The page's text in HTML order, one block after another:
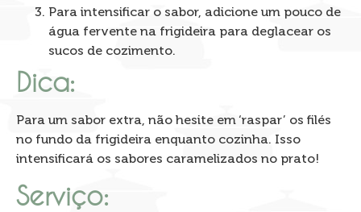
Para intensificar o sabor, adicione um pouco de
água fervente na frigideira para deglacear os
sucos de cozimento.
Dica:
Para um sabor extra, não hesite em ‘raspar’ os filés
no fundo da frigideira enquanto cozinha. Isso
intensificará os sabores caramelizados no prato!
Serviço: